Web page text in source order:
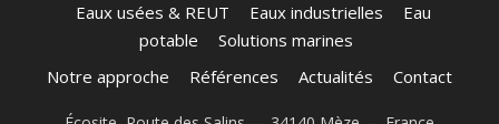
Eaux usées & REUT Eaux industrielles
Eau
potable
Solutions marines
Notre approche
Références Actualités Contact